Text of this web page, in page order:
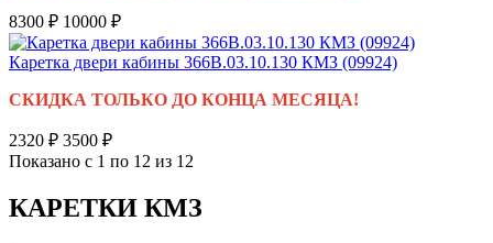
8300 ₽ 10000 ₽
Каретка двери кабины 366В.03.10.130 КМЗ (09924)
СКИДКА ТОЛЬКО ДО КОНЦА МЕСЯЦА!
2320 ₽ 3500 ₽
Показано с 1 по 12 из 12
КАРЕТКИ КМЗ